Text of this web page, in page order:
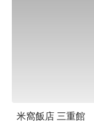
米窩飯店 三重館